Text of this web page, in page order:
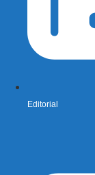
Editorial